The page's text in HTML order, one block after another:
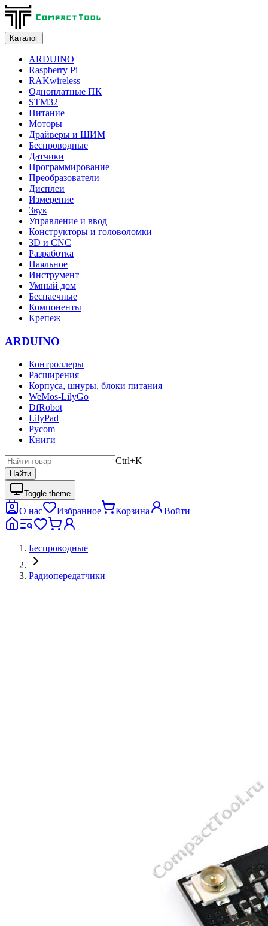
Каталог
ARDUINO
Raspberry Pi
RAKwireless
Одноплатные ПК
STM32
Питание
Моторы
Драйверы и ШИМ
Беспроводные
Датчики
Программирование
Преобразователи
Дисплеи
Измерение
Звук
Управление и ввод
Конструкторы и головоломки
3D и CNC
Разработка
Паяльное
Инструмент
Умный дом
Беспаечные
Компоненты
Крепеж
ARDUINO
Контроллеры
Расширения
Корпуса, шнуры, блоки питания
WeMos-LilyGo
DfRobot
LilyPad
Pycom
Книги
Ctrl+K
Найти
Toggle theme
О нас Избранное Корзина Войти
Беспроводные
Радиопередатчики